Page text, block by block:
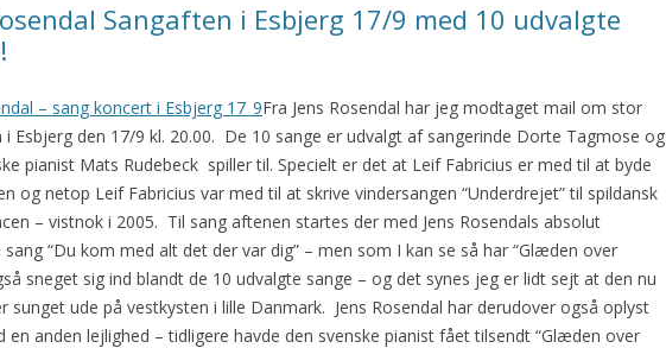
Sangaften i Esbjerg 17/9 med 10 udvalgte
– sang koncert i Esbjerg 17_9Fra Jens Rosendal har jeg modtaget mail om stor
i Esbjerg den 17/9 kl. 20.00. De 10 sange er udvalgt af sangerinde Dorte Tagmose og
pianist Mats Rudebeck spiller til. Specielt er det at Leif Fabricius er med til at byde
og netop Leif Fabricius var med til at skrive vindersangen “Underdrejet” til spildansk
– vistnok i 2005. Til sang aftenen startes der med Jens Rosendals absolut
“Du kom med alt det der var dig” – men som I kan se så har “Glæden over
sneget sig ind blandt de 10 udvalgte sange – og det synes jeg er lidt sejt at den nu
sunget ude på vestkysten i lille Danmark. Jens Rosendal har derudover også oplyst
en anden lejlighed – tidligere havde den svenske pianist fået tilsendt “Glæden over